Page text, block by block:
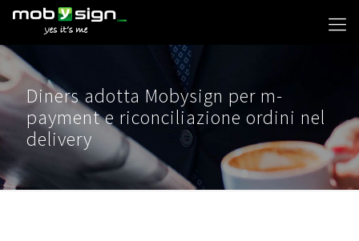
Diners adotta Mobysign per m-
payment e riconciliazione ordini nel
delivery